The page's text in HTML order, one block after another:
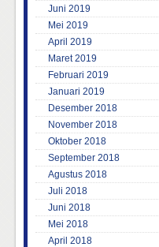
Juni 2019
Mei 2019
April 2019
Maret 2019
Februari 2019
Januari 2019
Desember 2018
November 2018
Oktober 2018
September 2018
Agustus 2018
Juli 2018
Juni 2018
Mei 2018
April 2018